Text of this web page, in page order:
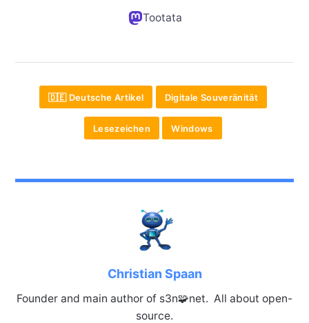
Tootata
🇩🇪 Deutsche Artikel Digitale Souveränität
Lesezeichen Windows
Christian Spaan
Founder and main author of s3n🧩net. All about open-
source.